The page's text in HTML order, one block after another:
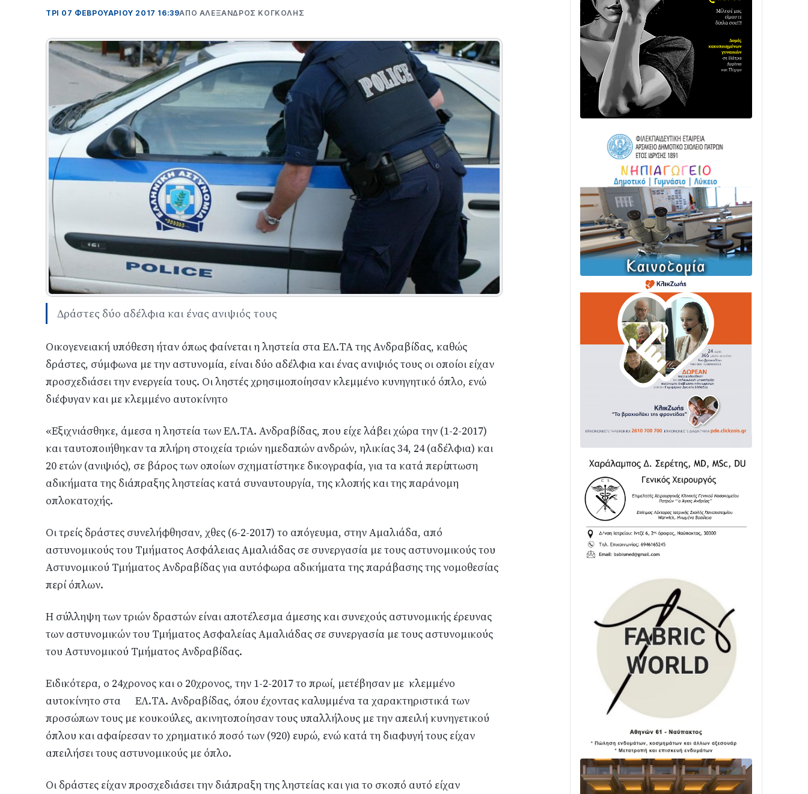
ΤΡΊ 07 ΦΕΒΡΟΥΑΡΊΟΥ 2017 16:39ΑΠΌ ΑΛΈΞΑΝΔΡΟΣ ΚΟΓΚΌΛΗΣ
Δράστες δύο αδέλφια και ένας ανιψιός τους
Οικογενειακή υπόθεση ήταν όπως φαίνεται η ληστεία στα ΕΛ.ΤΑ της Ανδραβίδας, καθώς
δράστες, σύμφωνα με την αστυνομία, είναι δύο αδέλφια και ένας ανιψιός τους οι οποίοι είχαν
προσχεδιάσει την ενεργεία τους. Οι ληστές χρησιμοποίησαν κλεμμένο κυνηγητικό όπλο, ενώ
διέφυγαν και με κλεμμένο αυτοκίνητο
«Εξιχνιάσθηκε, άμεσα η ληστεία των ΕΛ.ΤΑ. Ανδραβίδας, που είχε λάβει χώρα την (1-2-2017)
και ταυτοποιήθηκαν τα πλήρη στοιχεία τριών ημεδαπών ανδρών, ηλικίας 34, 24 (αδέλφια) και
20 ετών (ανιψιός), σε βάρος των οποίων σχηματίστηκε δικογραφία, για τα κατά περίπτωση
αδικήματα της διάπραξης ληστείας κατά συναυτουργία, της κλοπής και της παράνομη
οπλοκατοχής.
Οι τρείς δράστες συνελήφθησαν, χθες (6-2-2017) το απόγευμα, στην Αμαλιάδα, από
αστυνομικούς του Τμήματος Ασφάλειας Αμαλιάδας σε συνεργασία με τους αστυνομικούς του
Αστυνομικού Τμήματος Ανδραβίδας για αυτόφωρα αδικήματα της παράβασης της νομοθεσίας
περί όπλων.
Η σύλληψη των τριών δραστών είναι αποτέλεσμα άμεσης και συνεχούς αστυνομικής έρευνας
των αστυνομικών του Τμήματος Ασφαλείας Αμαλιάδας σε συνεργασία με τους αστυνομικούς
του Αστυνομικού Τμήματος Ανδραβίδας.
Ειδικότερα, ο 24χρονος και ο 20χρονος, την 1-2-2017 το πρωί, μετέβησαν με κλεμμένο
αυτοκίνητο στα ΕΛ.ΤΑ. Ανδραβίδας, όπου έχοντας καλυμμένα τα χαρακτηριστικά των
προσώπων τους με κουκούλες, ακινητοποίησαν τους υπαλλήλους με την απειλή κυνηγετικού
όπλου και αφαίρεσαν το χρηματικό ποσό των (920) ευρώ, ενώ κατά τη διαφυγή τους είχαν
απειλήσει τους αστυνομικούς με όπλο.
Οι δράστες είχαν προσχεδιάσει την διάπραξη της ληστείας και για το σκοπό αυτό είχαν